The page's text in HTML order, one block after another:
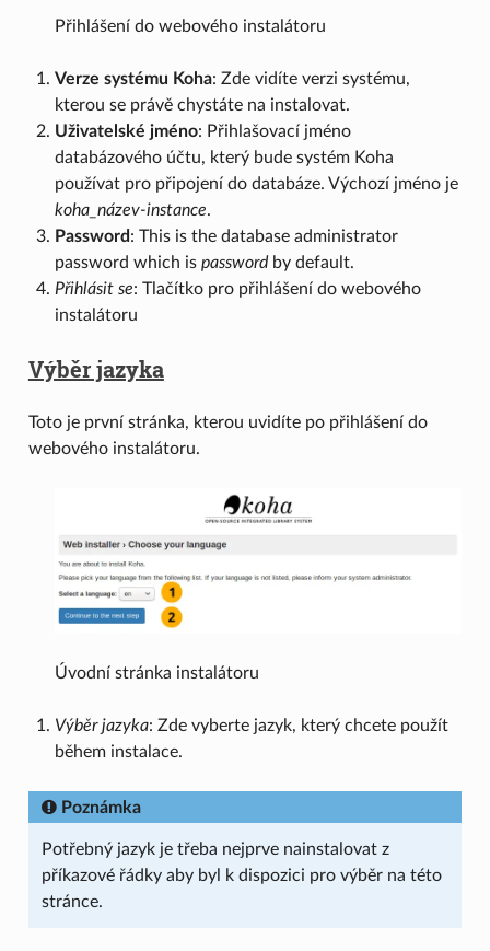
Přihlášení do webového instalátoru
Verze systému Koha: Zde vidíte verzi systému,
kterou se právě chystáte na instalovat.
Uživatelské jméno: Přihlašovací jméno
databázového účtu, který bude systém Koha
používat pro připojení do databáze. Výchozí jméno je
koha_název-instance.
Password: This is the database administrator
password which is passwordby default.
Přihlásit se: Tlačítko pro přihlášení do webového
instalátoru
Výběr jazyka
Toto je první stránka, kterou uvidíte po přihlášení do
webového instalátoru.
Úvodní stránka instalátoru
Výběr jazyka: Zde vyberte jazyk, který chcete použít
během instalace.
Poznámka
Potřebný jazyk je třeba nejprve nainstalovat z
příkazové řádky aby byl k dispozici pro výběr na této
stránce.